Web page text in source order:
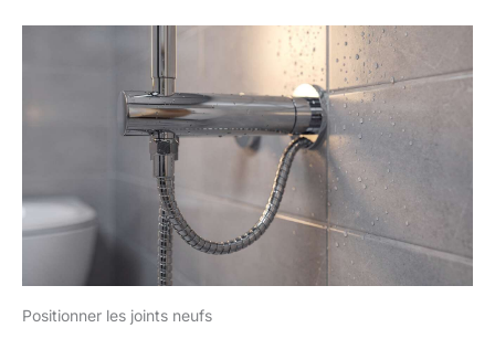
Positionner les joints neufs